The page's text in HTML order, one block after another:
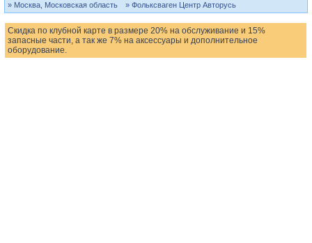
» Москва, Московская область
» Фольксваген Центр Авторусь
Скидка по клубной карте в размере 20% на обслуживание и 15%
запасные части, а так же 7% на аксессуары и дополнительное
оборудование.